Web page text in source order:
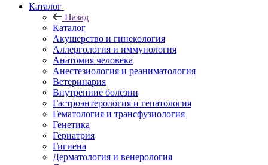
Каталог
Назад
Каталог
Акушерство и гинекология
Аллергология и иммунология
Анатомия человека
Анестезиология и реаниматология
Ветеринария
Внутренние болезни
Гастроэнтерология и гепатология
Гематология и трансфузиология
Генетика
Гериатрия
Гигиена
Дерматология и венерология